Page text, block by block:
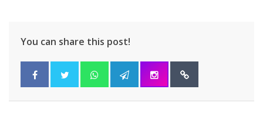
You can share this post!